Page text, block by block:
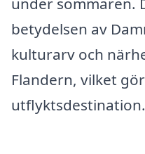
betydelsen av
kulturarv och
Flandern, vilket
utflyktsdestination.